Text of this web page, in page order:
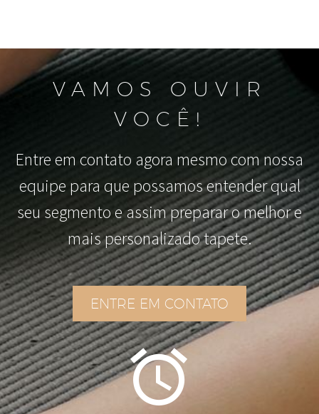
VAMOS OUVIR
VOCÊ!
Entre em contato agora mesmo com nossa
equipe para que possamos entender qual
seu segmento e assim preparar o melhor e
mais personalizado tapete.
ENTRE EM CONTATO

